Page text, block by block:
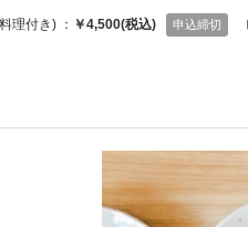
理付き) ： ￥4,500(税込) 申込締切